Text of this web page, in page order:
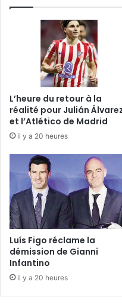
L’heure du retour à la
réalité pour Julián
et l’Atlético de Madrid
il y a 20 heures
Luís Figo réclame la
démission de Gianni
Infantino
il y a 20 heures